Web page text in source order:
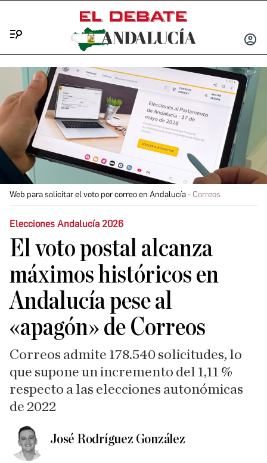
INICIAR
Web para solicitar el voto por correo en Andalucía Correos
Elecciones Andalucía 2026
El voto postal alcanza
máximos históricos en
Andalucía pese al
«apagón» de Correos
Correos admite 178.540 solicitudes, lo
que supone un incremento del 1,11 %
respecto a las elecciones autonómicas
de 2022
José Rodríguez González